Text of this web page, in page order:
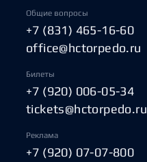
Общие вопросы
+7 (831) 465-16-60
office@hctorpedo.ru
Билеты
+7 (920) 006-05-34
tickets@hctorpedo.ru
Реклама
+7 (920) 07-07-800